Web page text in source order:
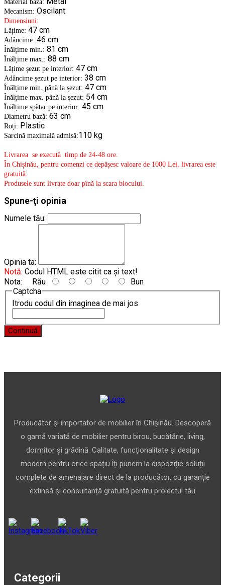
Material bază:
Mecanism: Oscilant
Dimensiuni:
Lățime: 47 cm
Adâncime: 46 cm
Înălțime min.: 81 cm
Înălțime max.: 88 cm
Lățime șezut pe interior: 47 cm
Adâncime șezut pe interior: 38 cm
Înălțime min. până la șezut: 47 cm
Înălțime max. până la șezut: 54 cm
Înălțime spătar pe interior: 45 cm
Diametru bază: 63 cm
Roți: Plastic
Sarcină maximală admisă:110 kg
Livrarea se execută timp de 24-48 ore.
În Chișinău, pentru comenzi ce depășesc valoare de 1000 Lei, livrarea este
gratuită.
Produsele sunt livrate doar pînă la scara blocului.
Spune-ţi opinia
Numele tău:
Opinia ta:
Notă: Codul HTML este citit ca şi text!
Nota: Rău
Bun
Captcha
Itrodu codul din imaginea de mai jos
Continuă
Producător și importator de mobilier în Chișinău. Descoperă
o gamă variată de mobilier pentru birou, bucătărie, living,
dormitor și grădină. Calitate, funcționalitate și design
modern pentru orice spațiu.Îți punem la dispoziție soluții
complete de amenajare direct de la producător, cu garanție
extinsă și consultanță gratuită pentru proiectul tău
Categorii